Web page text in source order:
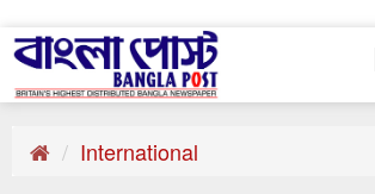
International